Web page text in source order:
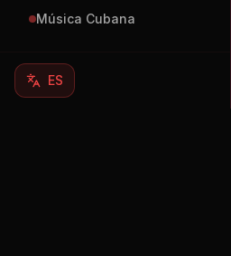
Música Cubana
ES